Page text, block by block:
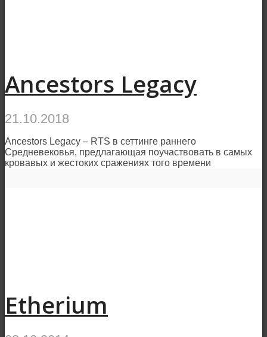
Ancestors Legacy
21.10.2018
Ancestors Legacy – RTS в сеттинге раннего
Средневековья, предлагающая поучаствовать в самых
кровавых и жестоких сражениях того времени
Etherium